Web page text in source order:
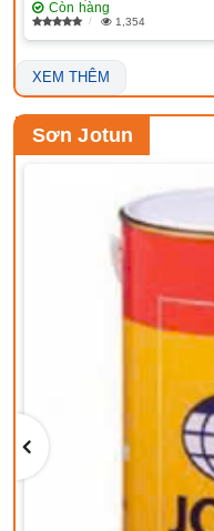
Còn hàng
1,354
XEM THÊM
Sơn Jotun